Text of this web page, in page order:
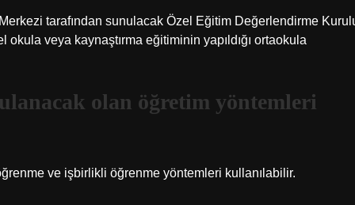
tarafından sunulacak Özel Eğitim Değerlendirme
veya kaynaştırma eğitiminin yapıldığı ortaokula
olan öğretim yöntemleri
ve işbirlikli öğrenme yöntemleri kullanılabilir.